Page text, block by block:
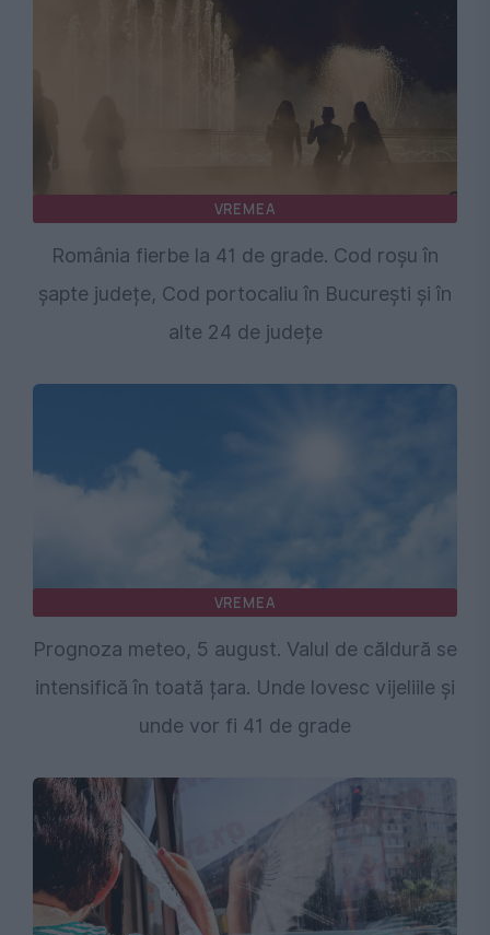
VREMEA
România fierbe la 41 de grade. Cod roșu în
șapte județe, Cod portocaliu în București și în
alte 24 de județe
VREMEA
Prognoza meteo, 5 august. Valul de căldură se
intensifică în toată țara. Unde lovesc vijeliile și
unde vor fi 41 de grade